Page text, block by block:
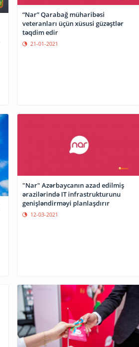
“Nar” Qarabağ müharibəsi
veteranları üçün xüsusi güzəştlər
təqdim edir
21-01-2021
"Nar" Azərbaycanın azad edilmiş
ərazilərində IT infrastrukturunu
genişləndirməyi planlaşdırır
12-03-2021